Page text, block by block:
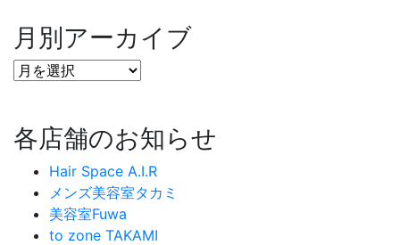
月別アーカイブ
各店舗のお知らせ
Hair Space A.I.R
メンズ美容室タカミ
美容室Fuwa
to zone TAKAMI